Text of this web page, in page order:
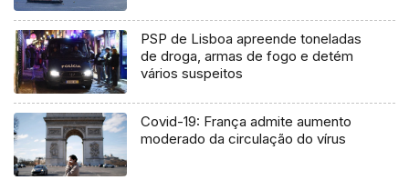
PSP de Lisboa apreende toneladas
de droga, armas de fogo e detém
vários suspeitos
Covid-19: França admite aumento
moderado da circulação do vírus